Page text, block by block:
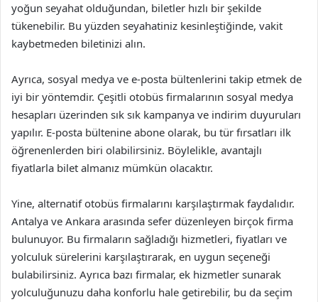
yoğun seyahat olduğundan, biletler hızlı bir şekilde
tükenebilir. Bu yüzden seyahatiniz kesinleştiğinde, vakit
kaybetmeden biletinizi alın.
Ayrıca, sosyal medya ve e-posta bültenlerini takip etmek de
iyi bir yöntemdir. Çeşitli otobüs firmalarının sosyal medya
hesapları üzerinden sık sık kampanya ve indirim duyuruları
yapılır. E-posta bültenine abone olarak, bu tür fırsatları ilk
öğrenenlerden biri olabilirsiniz. Böylelikle, avantajlı
fiyatlarla bilet almanız mümkün olacaktır.
Yine, alternatif otobüs firmalarını karşılaştırmak faydalıdır.
Antalya ve Ankara arasında sefer düzenleyen birçok firma
bulunuyor. Bu firmaların sağladığı hizmetleri, fiyatları ve
yolculuk sürelerini karşılaştırarak, en uygun seçeneği
bulabilirsiniz. Ayrıca bazı firmalar, ek hizmetler sunarak
yolculuğunuzu daha konforlu hale getirebilir, bu da seçim